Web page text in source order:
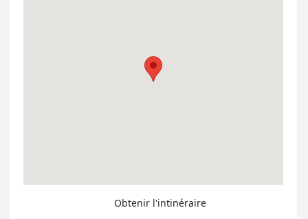
Obtenir l'intinéraire